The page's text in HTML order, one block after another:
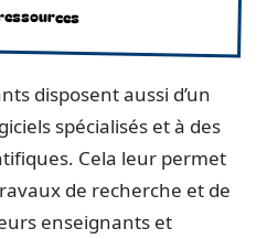
disposent aussi d’un
spécialisés et à des
Cela leur permet
de recherche et de
enseignants et